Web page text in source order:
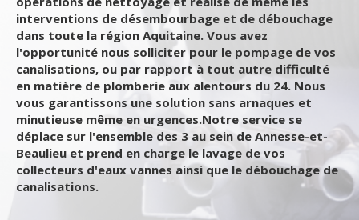
interventions de désembourbage et de débouchage
dans toute la région Aquitaine. Vous avez
l'opportunité nous solliciter pour le pompage de vos
canalisations, ou par rapport à tout autre difficulté
en matière de plomberie aux alentours du 24. Nous
vous garantissons une solution sans arnaques et
minutieuse même en urgences.Notre service se
déplace sur l'ensemble des 3 au sein de Annesse-et-
Beaulieu et prend en charge le lavage de vos
collecteurs d'eaux vannes ainsi que le débouchage de
canalisations.